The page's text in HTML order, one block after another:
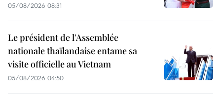
05/08/2026 08:31
Le président de l'Assemblée
nationale thaïlandaise entame sa
visite officielle au Vietnam
05/08/2026 04:50